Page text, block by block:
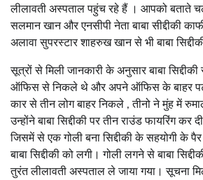
लीलावती अस्पताल पहुंच रहे हैं । आपको बताते
सलमान खान और एनसीपी नेता बाबा सीद्दीकी
अलावा सुपरस्टार शाहरुख खान से भी बाबा
सूत्रों से मिली जानकारी के अनुसार बाबा
ऑफिस से निकले थे और अपने ऑफिस के बाहर
कार से तीन लोग बाहर निकले , तीनो ने मुंह में
उन्होंने बाबा सिद्दीकी पर तीन राउंड फायरिंग कर
जिसमें से एक गोली बना सिद्दीकी के सहयोगी के
बाबा सिद्दीकी को लगी। गोली लगने से बाबा
तुरंत लीलावती अस्पताल ले जाया गया। सूचना